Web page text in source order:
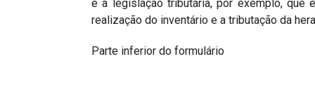
e a legislação tributária, por exemplo, que
realização do inventário e a tributação da
Parte inferior do formulário